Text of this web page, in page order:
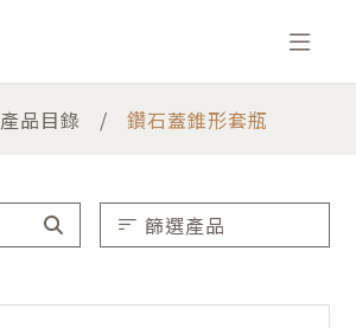
產品目錄 鑽石蓋錐形套瓶
篩選產品